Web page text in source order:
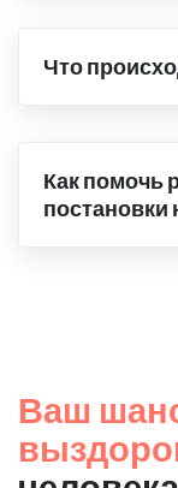
Что
Как помочь
постановки
Ваш